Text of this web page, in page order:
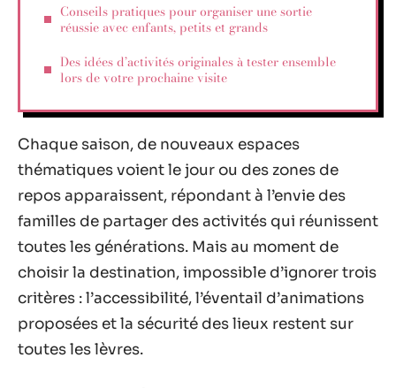
Conseils pratiques pour organiser une sortie
réussie avec enfants, petits et grands
Des idées d’activités originales à tester ensemble
lors de votre prochaine visite
Chaque saison, de nouveaux espaces
thématiques voient le jour ou des zones de
repos apparaissent, répondant à l’envie des
familles de partager des activités qui réunissent
toutes les générations. Mais au moment de
choisir la destination, impossible d’ignorer trois
critères : l’accessibilité, l’éventail d’animations
proposées et la sécurité des lieux restent sur
toutes les lèvres.